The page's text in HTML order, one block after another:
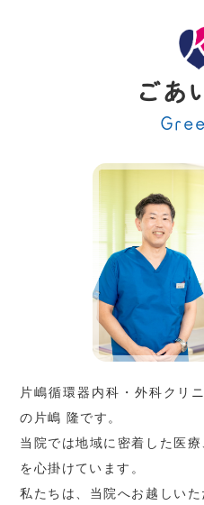
2024.06.04 お知らせ
・初診Web受付開
当クリニックでは、２
ごあ
片嶋循環器内科・外科クリ
の片嶋 隆です。
当院では地域に密着した医
を心掛けています。
私たちは、当院へお越しい